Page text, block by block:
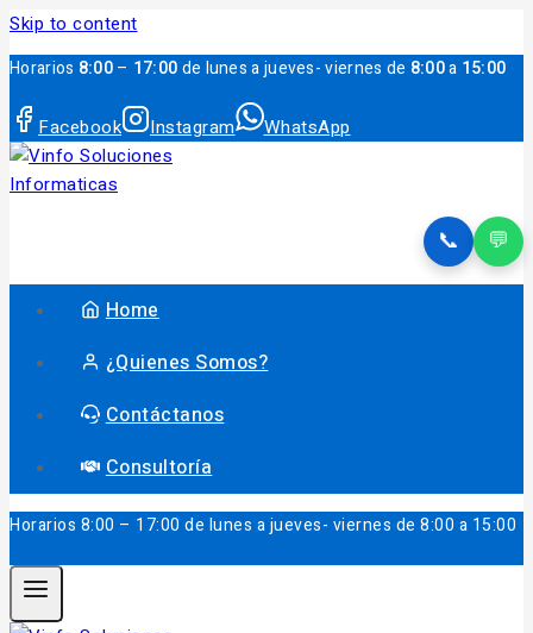
Skip to content
Horarios 8:00– 17:00de lunes a jueves- viernes de 8:00a 15:00
Facebook Instagram WhatsApp
📞 💬
Home
¿Quienes Somos?
Contáctanos
Consultoría
Horarios 8:00 – 17:00 de lunes a jueves- viernes de 8:00 a 15:00